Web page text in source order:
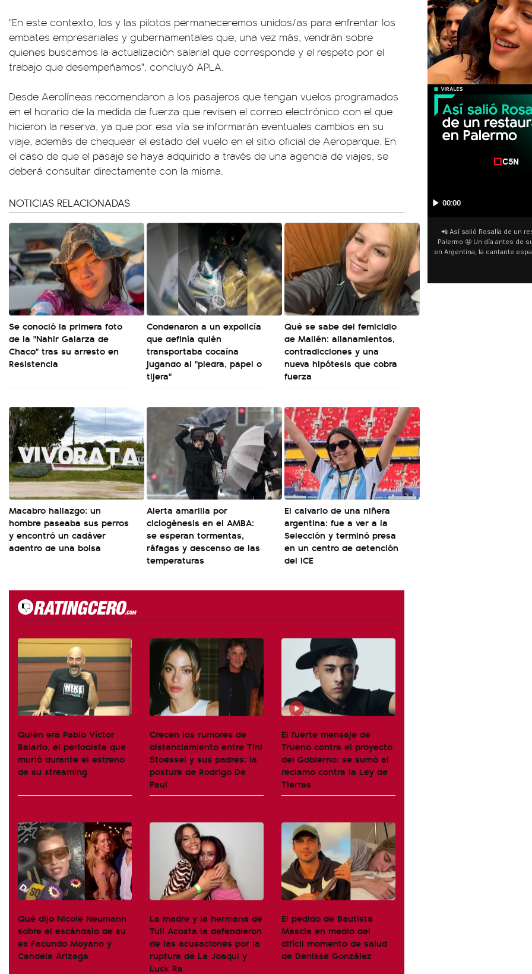
"En este contexto, los y las pilotos permaneceremos unidos/as para enfrentar los
embates empresariales y gubernamentales que, una vez más, vendrán sobre
quienes buscamos la actualización salarial que corresponde y el respeto por el
trabajo que desempeñamos", concluyó APLA.
Desde Aerolíneas recomendaron a los pasajeros que tengan vuelos programados
en el horario de la medida de fuerza que revisen el correo electrónico con el que
hicieron la reserva, ya que por esa vía se informarán eventuales cambios en su
viaje, además de chequear el estado del vuelo en el sitio oficial de Aeroparque. En
el caso de que el pasaje se haya adquirido a través de una agencia de viajes, se
deberá consultar directamente con la misma.
NOTICIAS RELACIONADAS
Se conoció la primera foto
de la "Nahir Galarza de
Chaco" tras su arresto en
Resistencia
Condenaron a un expolicía
que definía quién
transportaba cocaína
jugando al "piedra, papel o
tijera"
Qué se sabe del femicidio
de Mailén: allanamientos,
contradicciones y una
nueva hipótesis que cobra
fuerza
Macabro hallazgo: un
hombre paseaba sus perros
y encontró un cadáver
adentro de una bolsa
Alerta amarilla por
ciclogénesis en el AMBA:
se esperan tormentas,
ráfagas y descenso de las
temperaturas
El calvario de una niñera
argentina: fue a ver a la
Selección y terminó presa
en un centro de detención
del ICE
Quién era Pablo Víctor
Balario, el periodista que
murió durante el estreno
de su streaming
Crecen los rumores de
distanciamiento entre Tini
Stoessel y sus padres: la
postura de Rodrigo De
Paul
El fuerte mensaje de
Trueno contra el proyecto
del Gobierno: se sumó al
reclamo contra la Ley de
Tierras
Qué dijo Nicole Neumann
sobre el escándalo de su
ex Facundo Moyano y
Candela Arizaga
La madre y la hermana de
Tuli Acosta la defendieron
de las acusaciones por la
ruptura de La Joaqui y
Luck Ra
El pedido de Bautista
Mascia en medio del
difícil momento de salud
de Denisse González
00:00
San Cayetano 📿: la fe
fieles ya esperan bajo la
día del patrono del pan y del
y pedir. 🎙️